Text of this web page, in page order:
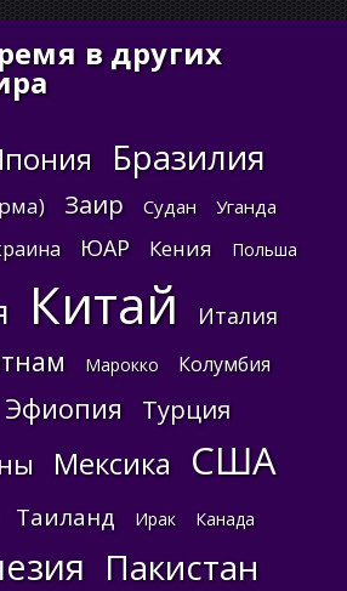
в других
Бразилия
Заир Судан Уганда
ЮАР Кения Польша
Китай Италия
Марокко Колумбия
Эфиопия Турция
Мексика США
Таиланд Ирак Канада
Пакистан